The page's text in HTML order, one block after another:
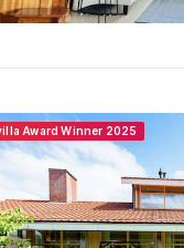
Award Winner 2025